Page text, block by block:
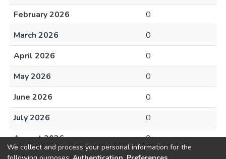
February 2026
0
March 2026
0
April 2026
0
May 2026
0
June 2026
0
July 2026
0
August 2026
0
We collect and process your personal information for the